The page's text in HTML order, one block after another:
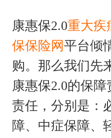
康惠保2.0重大疾
保保险网平台倾
购。那么我们先
康惠保2.0的保
责任，分别是：
障、中症保障、